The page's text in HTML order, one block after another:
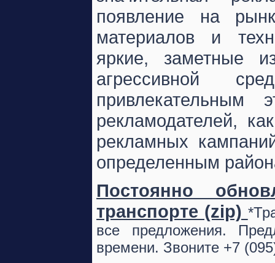
появление на
материалов и
яркие, заметные
агрессивной
привлекательным
рекламодателей,
рекламных
определенным
Постоянно
транспорте (zip)
все предложения.
времени. Звоните +7